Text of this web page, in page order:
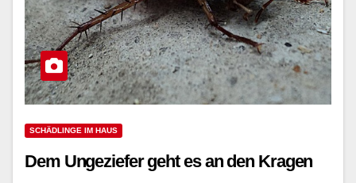
SCHÄDLINGE IM HAUS
Dem Ungeziefer geht es an den Kragen